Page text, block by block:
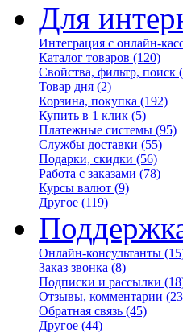
Для
Интеграция с онлайн-
Каталог товаров (120)
Свойства, фильтр, поиск
Товар дня (2)
Корзина, покупка (192)
Купить в 1 клик (5)
Платежные системы (95)
Службы доставки (55)
Подарки, скидки (56)
Работа с заказами (78)
Курсы валют (9)
Другое (119)
Онлайн-консультанты
Заказ звонка (8)
Подписки и рассылки
Отзывы, комментарии
Обратная связь (45)
Другое (44)